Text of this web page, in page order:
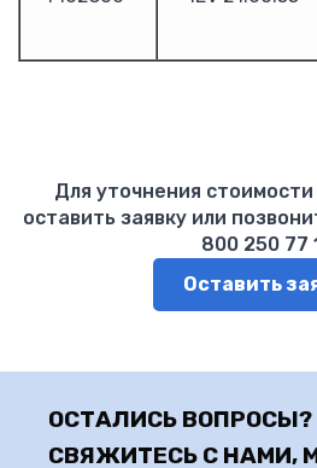
Блок управления АВР
Устройство плавного пуска
Рубильники
Реверсивные рубильники
Разъеденители
Силовые автоматы Tmax
Модульные автоматы S200
Дифференциальные
Для уточнения
оставить заявку или
800 250 77
Оставить
ОСТАЛИСЬ ВОПРОСЫ?
СВЯЖИТЕСЬ С НАМИ,